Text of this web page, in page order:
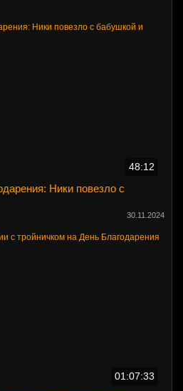
48:12
Ники повезло с
30.11.2024
01:07:33